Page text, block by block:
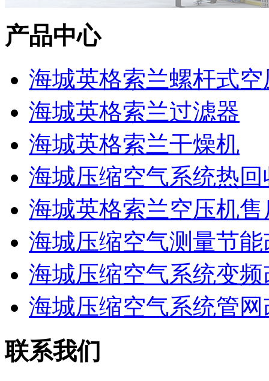
产品中心
海城英格索兰螺杆式空
海城英格索兰过滤器
海城英格索兰干燥机
海城压缩空气系统热回
海城英格索兰空压机
海城压缩空气测量节能
海城压缩空气系统变频
海城压缩空气系统管网
联系我们